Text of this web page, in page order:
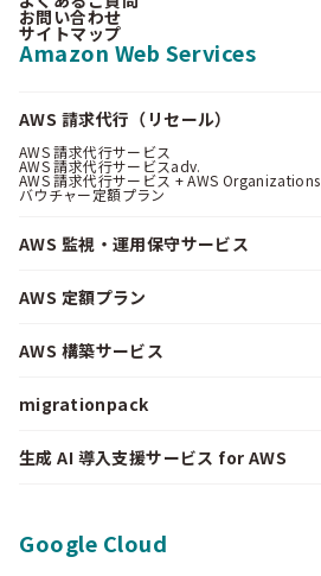
お問い合わせ
サイトマップ
Amazon Web Services
AWS 請求代行（リセール）
AWS 請求代行サービス
AWS 請求代行サービスadv.
AWS 請求代行サービス + AWS Organizations
バウチャー定額プラン
AWS 監視・運用保守サービス
AWS 定額プラン
AWS 構築サービス
migrationpack
生成 AI 導入支援サービス for AWS
Google Cloud